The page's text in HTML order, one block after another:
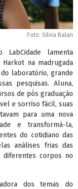
Foto: Silvia Balan
lamenta
na madrugada
laboratório, grande
pesquisas. Aluna,
de pós graduação
e sorriso fácil, suas
para uma nova
e transformá-la,
do cotidiano das
análises frias das
diferentes corpos no
dos temas do